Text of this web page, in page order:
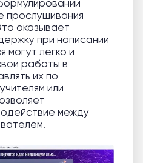
прослушивания
оказывает
при написании
могут легко и
работы в
их по
или
между